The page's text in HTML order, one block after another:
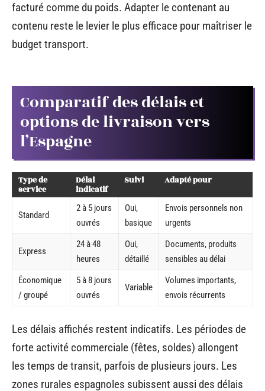
facturé comme du poids. Adapter le contenant au
contenu reste le levier le plus efficace pour maîtriser le
budget transport.
Comparatif des délais et
options de livraison vers
l’Espagne
Type de
service
Délai
indicatif
Suivi Adapté pour
Standard
2 à 5 jours
ouvrés
Oui,
basique
Envois personnels non
urgents
Express
24 à 48
heures
Oui,
détaillé
Documents, produits
sensibles au délai
Économique
/ groupé
5 à 8 jours
ouvrés
Variable
Volumes importants,
envois récurrents
Les délais affichés restent indicatifs. Les périodes de
forte activité commerciale (fêtes, soldes) allongent
les temps de transit, parfois de plusieurs jours. Les
zones rurales espagnoles subissent aussi des délais